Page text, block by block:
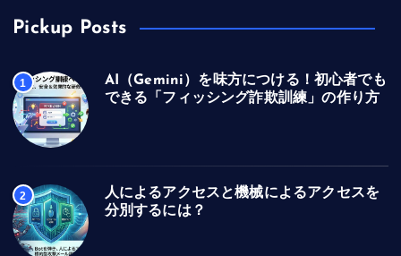
Pickup Posts
1
AI（Gemini）を味方につける！初心者でも
できる「フィッシング詐欺訓練」の作り方
2
人によるアクセスと機械によるアクセスを
分別するには？